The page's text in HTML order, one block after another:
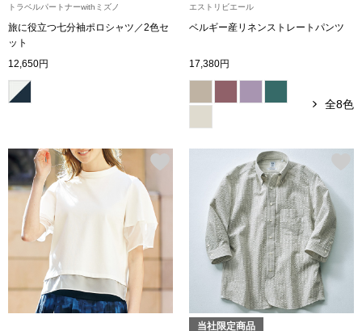
ン雑貨
その他
ボトムス
パンツ／スラ
トラベルパートナーwithミズノ
旅に役立つ七分袖ポロシャツ／2色セ
ット
12,650円
エストリビエール
ベルギー産リネンストレートパンツ
17,380円
全8色
当社限定商品